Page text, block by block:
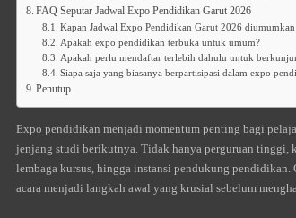
FAQ Seputar Jadwal Expo Pendidikan Garut 2026
Kapan Jadwal Expo Pendidikan Garut 2026 diumumkan
Apakah expo pendidikan terbuka untuk umum?
Apakah perlu mendaftar terlebih dahulu untuk
Siapa saja yang biasanya berpartisipasi dalam expo
Penutup
Expo pendidikan menjadi momentum penting bagi
jenjang studi berikutnya. Tidak hanya perguruan tinggi,
lembaga kursus, hingga instansi pendukung
acara menjadi langkah awal yang krusial sebelum